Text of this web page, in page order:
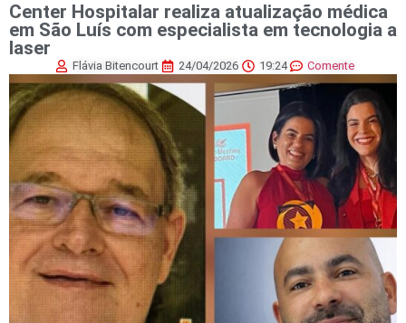
Center Hospitalar realiza atualização médica
em São Luís com especialista em tecnologia a
laser
Flávia Bitencourt 24/04/2026 19:24 Comente